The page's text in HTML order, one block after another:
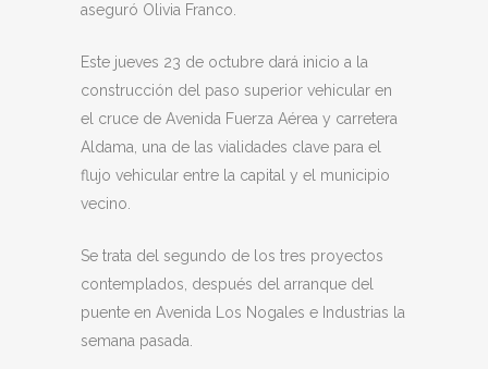
aseguró Olivia Franco.
Este jueves 23 de octubre dará inicio a la
construcción del paso superior vehicular en
el cruce de Avenida Fuerza Aérea y carretera
Aldama, una de las vialidades clave para el
flujo vehicular entre la capital y el municipio
vecino.
Se trata del segundo de los tres proyectos
contemplados, después del arranque del
puente en Avenida Los Nogales e Industrias la
semana pasada.